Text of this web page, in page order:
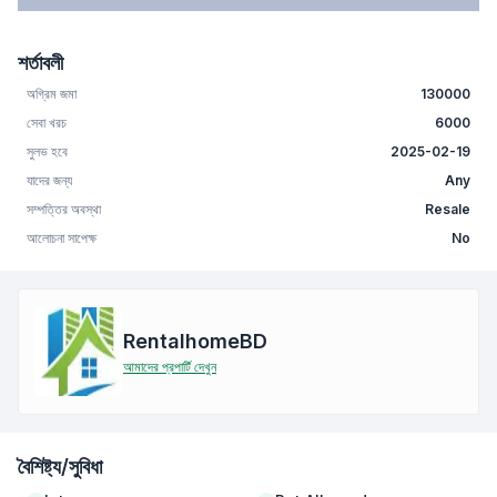
শর্তাবলী
অগ্রিম জমা
130000
সেবা খরচ
6000
সুলভ হবে
2025-02-19
যাদের জন্য
Any
সম্পত্তির অবস্থা
Resale
আলোচনা সাপেক্ষ
No
RentalhomeBD
আমাদের প্রপার্টি দেখুন
বৈশিষ্ট্য/সুবিধা